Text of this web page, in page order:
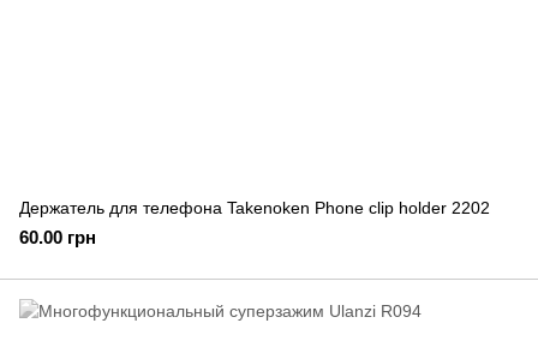
Держатель для телефона Takenoken Phone clip holder 2202
60.00 грн